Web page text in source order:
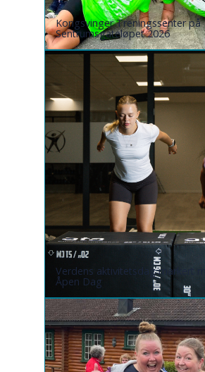
Kongsvinger Treningssenter på
Sentrumsgateløpet 2026
Verdens aktivitetsdag markert
Åpen Dag